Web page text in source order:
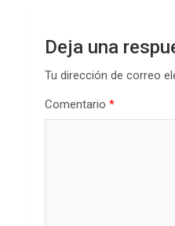
Deja una
Tu dirección de correo
Comentario *